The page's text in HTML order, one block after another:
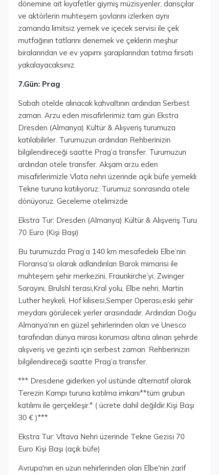
dönemine ait kıyafetler giymiş müzisyenler, dansçılar
ve aktörlerin muhteşem şovlarını izlerken aynı
zamanda limitsiz yemek ve içecek servisi ile çek
mutfağının tatlarını denemek ve çeklerin meşhur
biralarından ve ev yapımı şaraplarından tatma fırsatı
yakalayacaksınız.
7.Gün: Prag
Sabah otelde alınacak kahvaltının ardından Serbest
zaman. Arzu eden misafirlerimiz tam gün Ekstra
Dresden (Almanya) Kültür & Alışveriş turumuza
katılabilirler. Turumuzun ardından Rehberinizin
bilgilendireceği saatte Prag’a transfer. Turumuzun
ardından otele transfer. Akşam arzu eden
misafirlerimizle Vlata nehri üzerinde açık büfe yemekli
Tekne turuna katılıyoruz. Turumuz sonrasında otele
dönüyoruz. Geceleme otelimizde
Ekstra Tur: Dresden (Almanya) Kültür & Alışveriş Turu
70 Euro (Kişi Başı)
Bu turumuzda Prag’a 140 km mesafedeki Elbe’nin
Floransa’sı olarak adlandırılan Barok mimarisi ile
muhteşem şehir merkezini, Fraunkirche’yi, Zwinger
Sarayını, Brulshl terası,Kral yolu, Elbe nehri, Martin
Luther heykeli, Hof kilisesi,Semper Operası,eski şehir
meydanı görülecek yerler arasındadır. Ardından Doğu
Almanya’nın en güzel şehirlerinden olan ve Unesco
tarafından dünya mirası koruması altına alınan şehirde
alışveriş ve gezinti için serbest zaman. Rehberinizin
bilgilendireceği saatte Prag’a transfer.
*** Dresdene giderken yol üstünde alternatif olarak
Terezin Kampı turuna katılma imkanı**tüm grubun
katılımı ile gerçekleşir.* ( ücrete dahil değildir.Kişi Başı
30 € )***
Ekstra Tur: Vltava Nehri üzerinde Tekne Gezisi 70
Euro Kişi Başı (açık büfe)
Avrupa'nın en uzun nehirlerinden olan Elbe'nin zarif